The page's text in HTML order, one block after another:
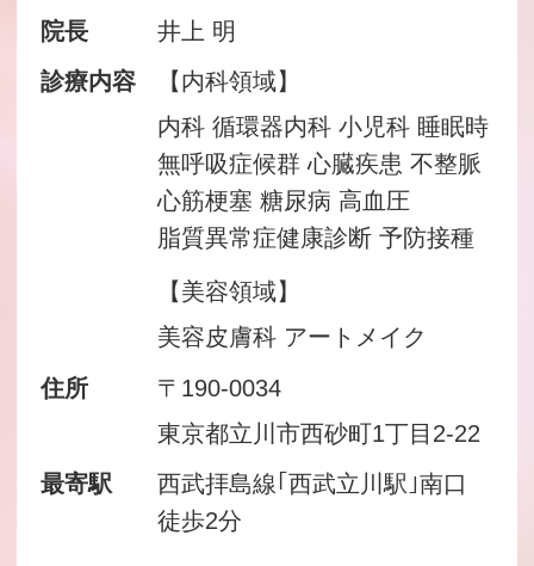
院長
井上 明
診療内容
【内科領域】
内科 循環器内科 小児科 睡眠時
無呼吸症候群 心臓疾患 不整脈
心筋梗塞 糖尿病 高血圧
脂質異常症健康診断 予防接種
【美容領域】
美容皮膚科 アートメイク
住所
〒190-0034
東京都立川市西砂町1丁目2-22
最寄駅
西武拝島線｢西武立川駅｣南口
徒歩2分